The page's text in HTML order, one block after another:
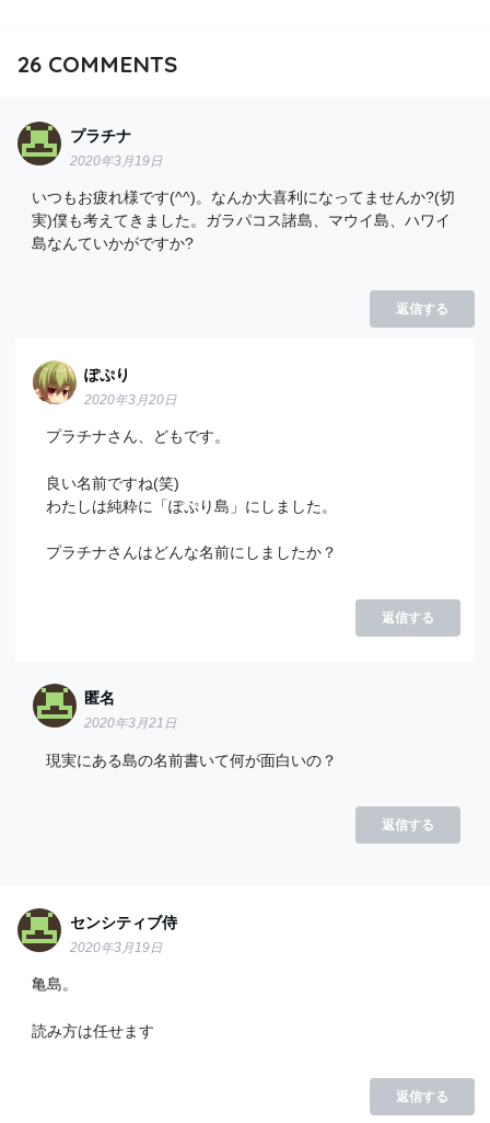
26COMMENTS
プラチナ
2020年3月19日
いつもお疲れ様です(^^)。なんか大喜利になってませんか?(切
実)僕も考えてきました。ガラパコス諸島、マウイ島、ハワイ
島なんていかがですか?
返信する
ぽぷり
2020年3月20日
プラチナさん、どもです。
良い名前ですね(笑)
わたしは純粋に「ぽぷり島」にしました。
プラチナさんはどんな名前にしましたか？
返信する
匿名
2020年3月21日
現実にある島の名前書いて何が面白いの？
返信する
センシティブ侍
2020年3月19日
亀島。
読み方は任せます
返信する